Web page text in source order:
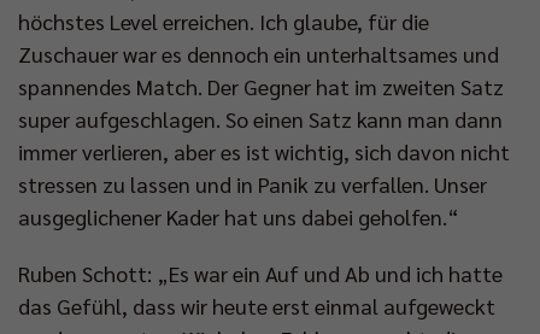
höchstes Level erreichen. Ich glaube, für die
Zuschauer war es dennoch ein unterhaltsames und
spannendes Match. Der Gegner hat im zweiten Satz
super aufgeschlagen. So einen Satz kann man dann
immer verlieren, aber es ist wichtig, sich davon nicht
stressen zu lassen und in Panik zu verfallen. Unser
ausgeglichener Kader hat uns dabei geholfen.“
Ruben Schott: „Es war ein Auf und Ab und ich hatte
das Gefühl, dass wir heute erst einmal aufgeweckt